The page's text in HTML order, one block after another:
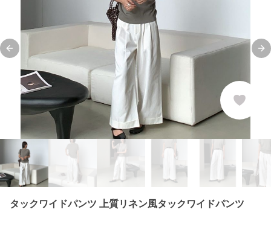
Previous slide
タックワイドパンツ 上質リネン風タックワイドパンツ